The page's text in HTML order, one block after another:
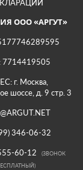
ООО «АРГУТ»
г. Москва,
шоссе, д. 9 стр. 3
346-06-32
60-12
(ЗВОНОК